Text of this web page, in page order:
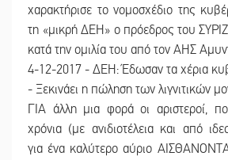
χαρακτήρισε το νομοσχέδιο της
τη «μικρή ΔΕΗ» ο πρόεδρος του
κατά την ομιλία του από τον ΑΗΣ
4-12-2017 - ΔΕΗ: Έδωσαν τα χέρια
- Ξεκινάει η πώληση των λιγνιτικών
ΓΙΑ άλλη μια φορά οι αριστεροί,
χρόνια (με ανιδιοτέλεια και από
για ένα καλύτερο αύριο